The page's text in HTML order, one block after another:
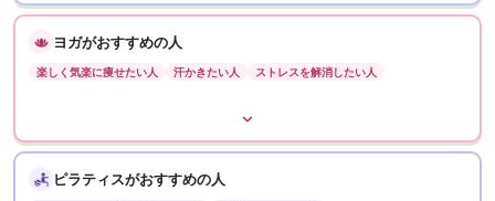
ヨガがおすすめの人
楽しく気楽に痩せたい人 汗かきたい人 ストレスを解消したい人
ピラティスがおすすめの人